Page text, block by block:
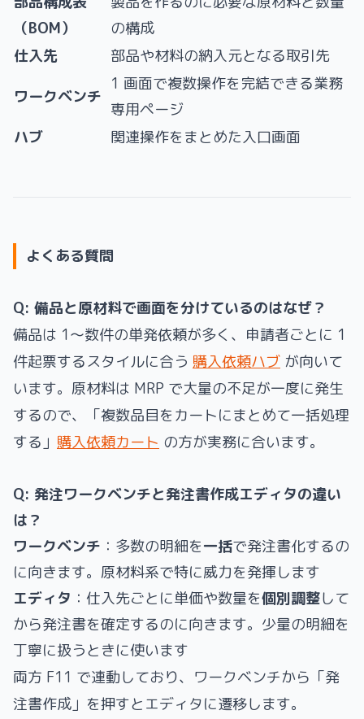
（BOM）
の構成
仕入先
部品や材料の納入元となる取引先
ワークベンチ
1 画面で複数操作を完結できる業務
専用ページ
ハブ
関連操作をまとめた入口画面
よくある質問
Q: 備品と原材料で画面を分けているのはなぜ？
備品は 1〜数件の単発依頼が多く、申請者ごとに 1
件起票するスタイルに合う 購入依頼ハブ が向いて
います。原材料は MRP で大量の不足が一度に発生
するので、「複数品目をカートにまとめて一括処理
する」 購入依頼カート の方が実務に合います。
Q: 発注ワークベンチと発注書作成エディタの違い
は？
ワークベンチ ：多数の明細を一括で発注書化するの
に向きます。原材料系で特に威力を発揮します
エディタ ：仕入先ごとに単価や数量を個別調整して
から発注書を確定するのに向きます。少量の明細を
丁寧に扱うときに使います
両方 F11 で連動しており、ワークベンチから「発
注書作成」を押すとエディタに遷移します。